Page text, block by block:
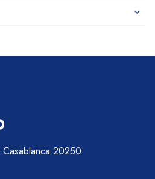
Casablanca 20250